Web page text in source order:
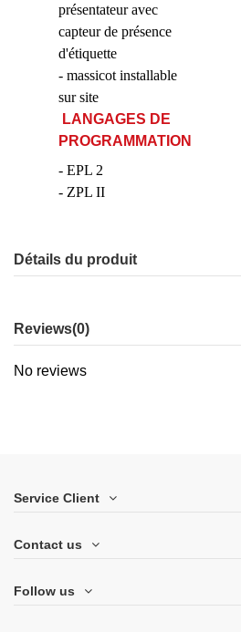
présentateur avec
capteur de présence
d'étiquette
- massicot installable
sur site
LANGAGES DE
PROGRAMMATION
- EPL 2
- ZPL II
Détails du produit
Reviews(0)
No reviews
Service Client
Contact us
Follow us